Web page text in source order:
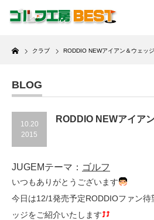
Home
クラブ RODDIO NEWアイアン＆ウェッ
BLOG
10.20
2015
RODDIO NEWアイア
JUGEMテーマ： ゴルフ
いつもありがとうございます
今日は12/1発売予定RODDIOファン待
ッジをご紹介いたします